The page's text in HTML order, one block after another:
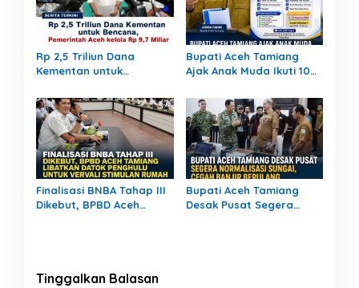
Rp 2,5 Triliun Dana
Kementan untuk
Aceh kelola Rp 9,7 Miliar
Bupati Aceh Tamiang
Ajak Anak Muda Ikuti 10
Siapkan SDM Siap Kerja
dan Berwirausaha
Finalisasi BNBA Tahap III
Dikebut, BPBD Aceh
Bupati Aceh Tamiang
Desak Pusat Segera
Tinggalkan Balasan